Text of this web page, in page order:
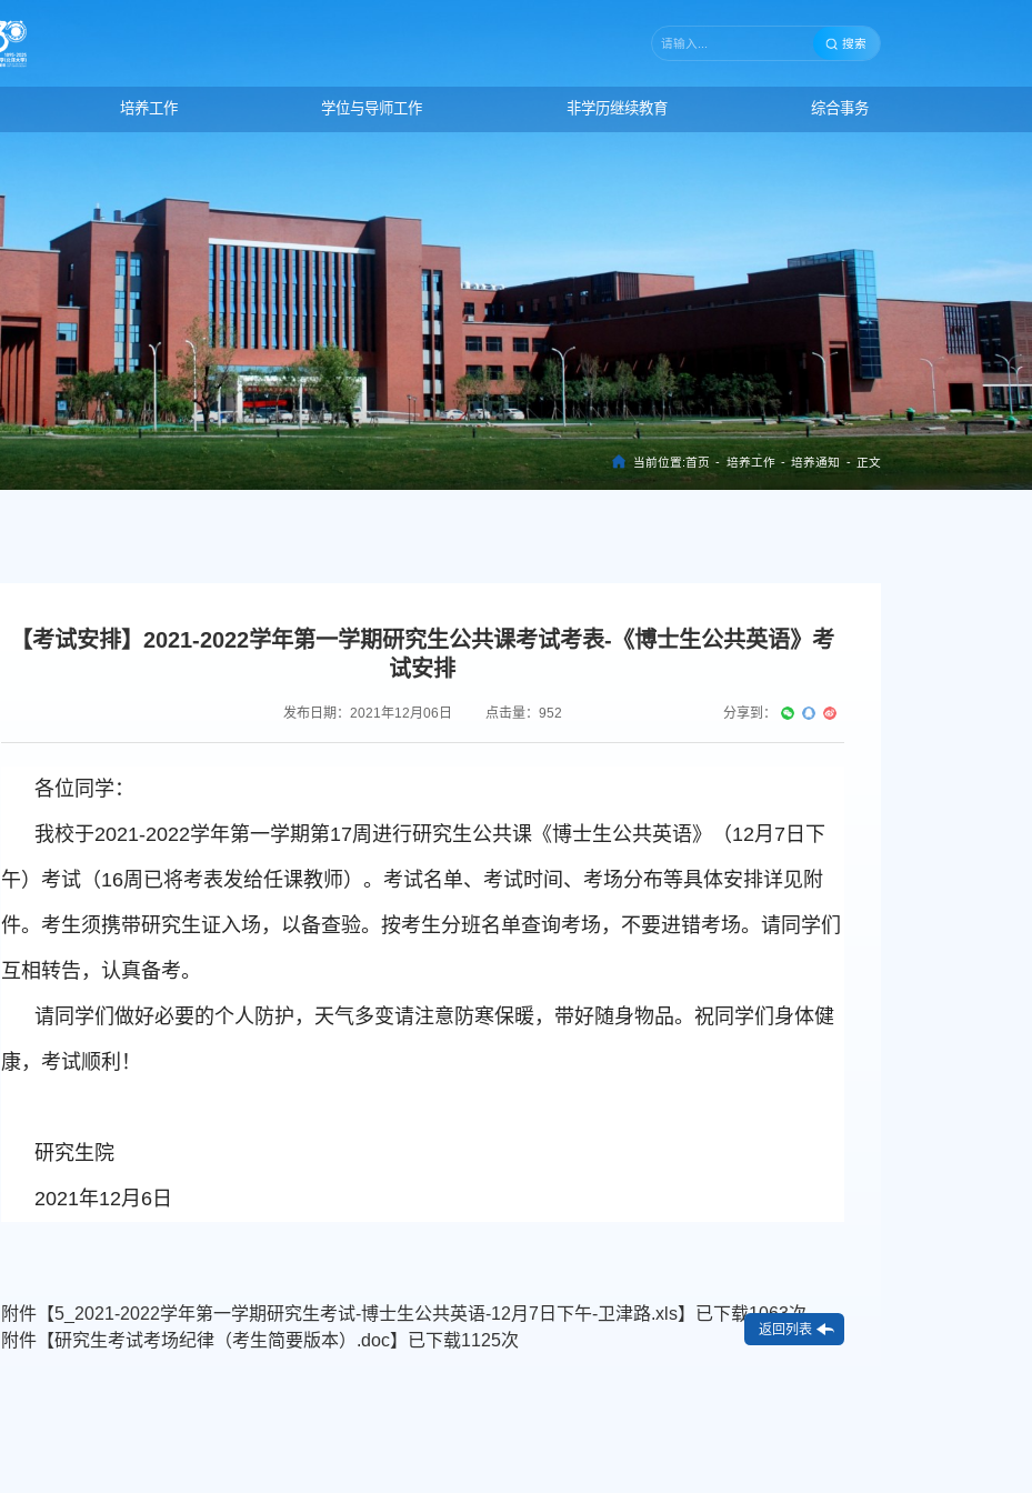
搜索
培养工作 学位与导师工作 非学历继续教育 综合事务
当前位置:首页 - 培养工作 - 培养通知 - 正文
【考试安排】2021-2022学年第一学期研究生公共课考试考表-《博士生公共英语》考
试安排
发布日期：2021年12月06日 点击量： 952 分享到：
各位同学：
我校于2021-2022学年第一学期第17周 进行研究生公共课《博士生公共英语》（12月7日下
午）考试（16周已将考表发给任课教师）。 考试名单、考试时间、考场分布等具体安排详见附
件。考生须携带研究生证入场，以备查验。按考生分班名单查询考场，不要进错考场。请同学们
互相转告，认真备考。
请同学们做好必要的个人防护，天气多变请注意防寒保暖，带好随身物品。祝同学们身体健
康，考试顺利！
研究生院
2021年12月6日
返回列表
附件【5_2021-2022学年第一学期研究生考试-博士生公共英语-12月7日下午-卫津路.xls】已下载1063次
附件【研究生考试考场纪律（考生简要版本）.doc】已下载1125次